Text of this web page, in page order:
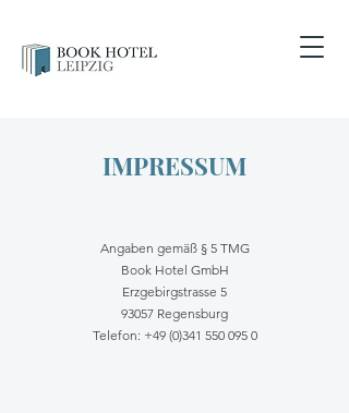
IMPRESSUM
Angaben gemäß § 5 TMG
Book Hotel GmbH
Erzgebirgstrasse 5
93057 Regensburg
Telefon: +49 (0)341 550 095 0